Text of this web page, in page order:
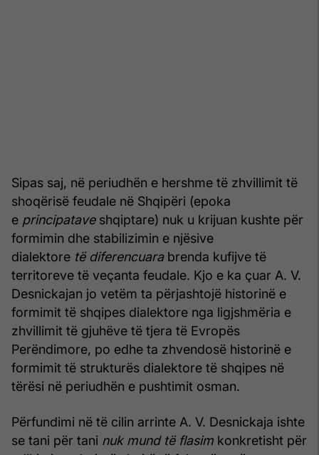
Sipas saj, në periudhën e hershme të zhvillimit të
shoqërisë feudale në Shqipëri (epoka
e principataveshqiptare) nuk u krijuan kushte për
formimin dhe stabilizimin e njësive
dialektore të diferencuarabrenda kufijve të
territoreve të veçanta feudale. Kjo e ka çuar A. V.
Desnickajan jo vetëm ta përjashtojë historinë e
formimit të shqipes dialektore nga ligjshmëria e
zhvillimit të gjuhëve të tjera të Evropës
Perëndimore, po edhe ta zhvendosë historinë e
formimit të strukturës dialektore të shqipes në
tërësi në periudhën e pushtimit osman.
Përfundimi në të cilin arrinte A. V. Desnickaja ishte
se tani për tani nuk mund të flasim konkretisht për